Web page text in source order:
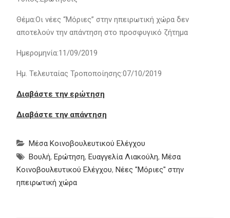
Θέμα:Οι νέες “Μόριες” στην ηπειρωτική χώρα δεν
αποτελούν την απάντηση στο προσφυγικό ζήτημα
Ημερομηνία:11/09/2019
Ημ. Τελευταίας Τροποποίησης:07/10/2019
Διαβάστε την ερώτηση
Διαβάστε την απάντηση
Μέσα Κοινοβουλευτικού Ελέγχου
Βουλή, Ερώτηση, Ευαγγελία Λιακούλη, Μέσα
Κοινοβουλευτικού Ελέγχου, Νέες "Μόριες" στην
ηπειρωτική χώρα